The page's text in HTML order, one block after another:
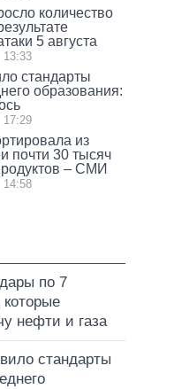
количество
5 августа
13:33
стандарты
образования:
17:29
из
почти 30 тысяч
– СМИ
14:58
по 7
нефти и газа
стандарты